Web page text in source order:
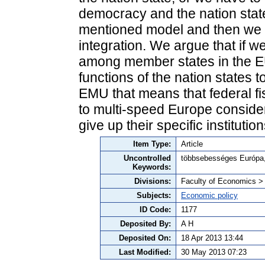
democracy and the nation
mentioned model and then
integration. We argue that if
among member states in the
functions of the nation states
EMU that means that federal
to multi-speed Europe
give up their specific
Item Type:
Article
Uncontrolled
Keywords:
többsebességes
Divisions:
Faculty of Economics
Subjects:
Economic policy
ID Code:
1177
Deposited By:
A H
Deposited On:
18 Apr 2013 13:44
Last Modified:
30 May 2013 07:23